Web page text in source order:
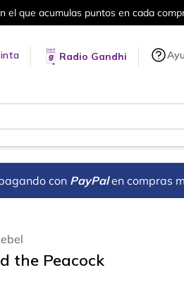
puntos en cada compra.
Radio Gandhi
con PayPal en compras
the Peacock